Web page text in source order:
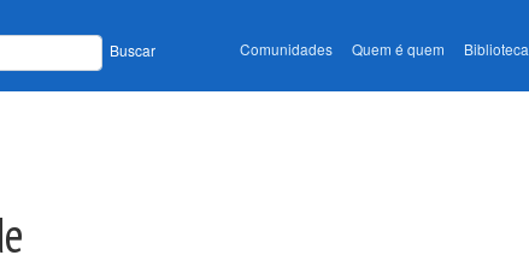
Buscar Comunidades Quem é quem Biblioteca